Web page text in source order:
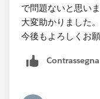
で問題ないと思いま
大変助かりました。
今後もよろしくお